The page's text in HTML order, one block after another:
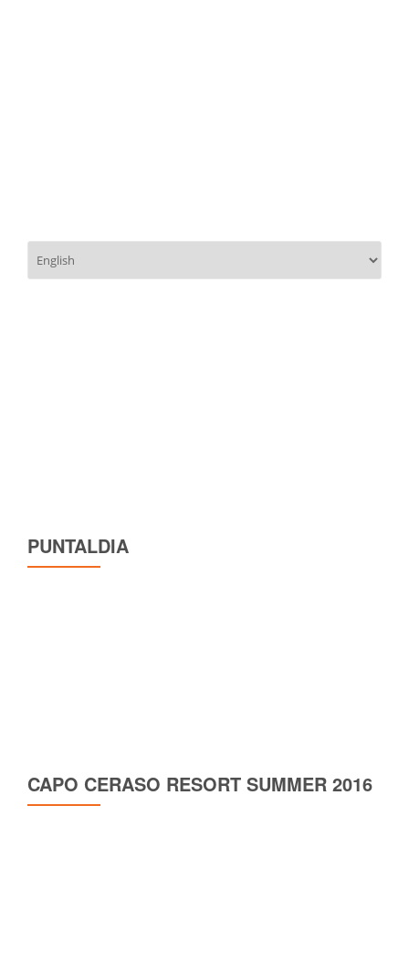
una
PUNTALDIA
CAPO CERASO RESORT SUMMER 2016